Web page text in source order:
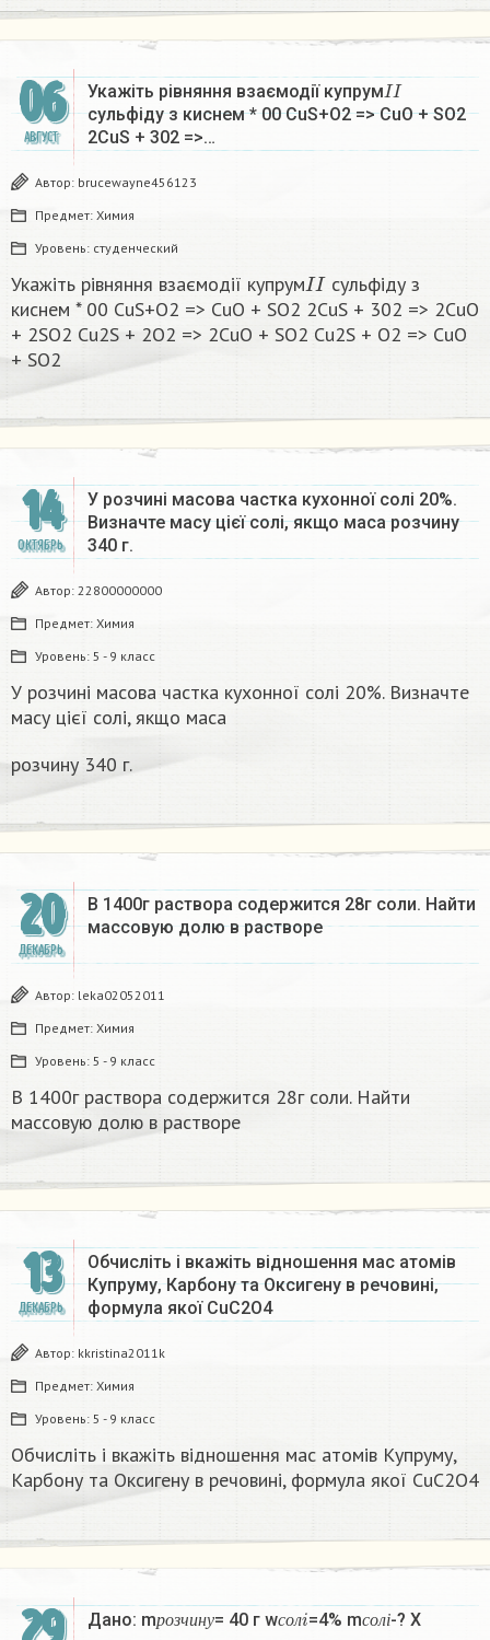
06
АВГУСТ
Укажіть рівняння взаємодії купрумII
сульфіду з киснем * 00 CuS+O2 => CuO + SO2
2CuS + 302 =>…
Автор: brucewayne456123
Предмет: Химия
Уровень: студенческий
Укажіть рівняння взаємодії купрумII сульфіду з
киснем * 00 CuS+O2 => CuO + SO2 2CuS + 302 => 2CuO
+ 2SO2 Cu2S + 2O2 => 2CuO + SO2 Cu2S + O2 => CuO
+ SO2​
14
ОКТЯБРЬ
У розчині масова частка кухонної солі 20%.
Визначте масу цієї солі, якщо маса розчину
340 г.
Автор: 22800000000
Предмет: Химия
Уровень: 5 - 9 класс
У розчині масова частка кухонної солі 20%. Визначте
масу цієї солі, якщо маса
розчину 340 г.
20
ДЕКАБРЬ
В 1400г раствора содержится 28г соли. Найти
массовую долю в растворе
Автор: leka02052011
Предмет: Химия
Уровень: 5 - 9 класс
В 1400г раствора содержится 28г соли. Найти
массовую долю в растворе
13
ДЕКАБРЬ
Обчисліть і вкажіть відношення мас атомів
Купруму, Карбону та Оксигену в речовині,
формула якої CuC2O4
Автор: kkristina2011k
Предмет: Химия
Уровень: 5 - 9 класс
Обчисліть і вкажіть відношення мас атомів Купруму,
Карбону та Оксигену в речовині, формула якої CuC2O4
Дано: m р о з ч и н у
розчину
= 40 г wс ол
с о л i
=4% m с ол і
с ол і
-? X​